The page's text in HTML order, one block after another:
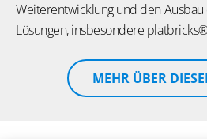
Weiterentwicklung und den
Lösungen, insbesondere
MEHR ÜBER